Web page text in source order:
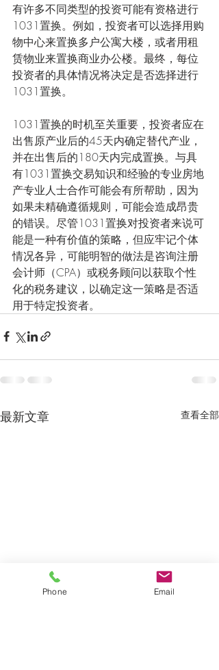
有许多不同类型的投资可能有资格进行
1031置换。例如，投资者可以选择用购
物中心来置换多户公寓大楼，或者用租
赁物业来置换商业办公楼。最终，每位
投资者的具体情况将决定是否选择进行
1031置换。
1031置换的时机至关重要，投资者应在
出售原产业后的45天内确定替代产业，
并在出售后的180天内完成置换。与具
有1031置换交易知识和经验的专业房地
产专业人士合作可能会有所帮助，因为
如果未精确遵循规则，可能会造成昂贵
的错误。尽管1031置换对投资者来说可
能是一种有价值的策略，但应牢记个体
情况各异，可能明智的做法是咨询注册
会计师（CPA）或税务顾问以获取个性
化的税务建议，以确定这一策略是否适
用于特定投资者。
最新文章 查看全部
Phone Email